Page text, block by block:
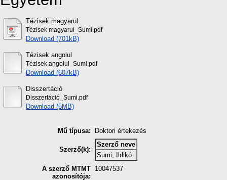
Tézisek magyarul
Tézisek magyarul_Sumi.pdf
Download (701kB)
Tézisek angolul
Tézisek angolul_Sumi.pdf
Download (607kB)
Disszertáció
Disszertáció_Sumi.pdf
Download (5MB)
Mű típusa: Doktori értekezés
Szerző(k):
Szerző neve
Sumi, Ildikó
A szerző MTMT
azonosítója:
10047537